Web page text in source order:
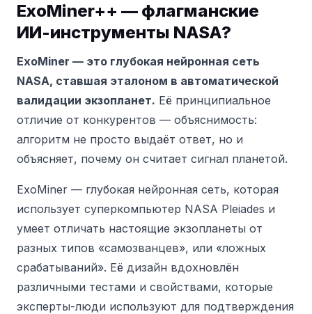
ExoMiner++ — флагманские
ИИ-инструменты NASA?
ExoMiner — это глубокая нейронная сеть
NASA, ставшая эталоном в автоматической
валидации экзопланет. Её принципиальное
отличие от конкурентов — объяснимость:
алгоритм не просто выдаёт ответ, но и
объясняет, почему он считает сигнал планетой.
ExoMiner — глубокая нейронная сеть, которая
использует суперкомпьютер NASA Pleiades и
умеет отличать настоящие экзопланеты от
разных типов «самозванцев», или «ложных
срабатываний». Её дизайн вдохновлён
различными тестами и свойствами, которые
эксперты-люди используют для подтверждения